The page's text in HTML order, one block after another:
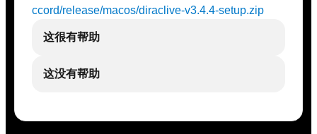
ccord/release/macos/diraclive-v3.4.4-setup.zip
这很有帮助
这没有帮助